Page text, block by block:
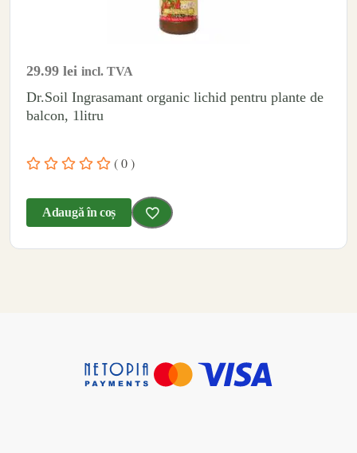
29.99 lei incl. TVA
Dr.Soil Ingrasamant organic lichid pentru plante de
balcon, 1litru
( 0 )
Adaugă în coș